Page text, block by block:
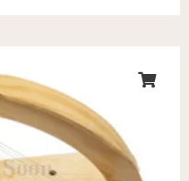
€5,990.00
kuni
€12,000.00